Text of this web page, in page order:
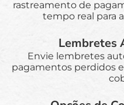
rastreamento de
tempo real para
Lembretes
Envie lembretes
pagamentos perdidos